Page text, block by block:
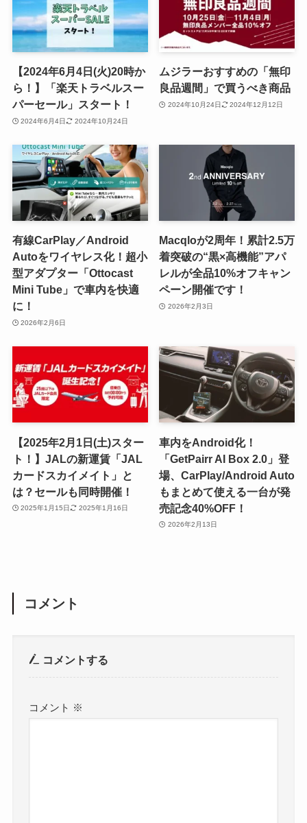
【2024年6月4日(火)20時か
ら！】「楽天トラベルスー
パーセール」スタート！
2024年6月4日 2024年10月24日
ムジラーおすすめの「無印
良品週間」で買うべき商品
2024年10月24日 2024年12月12日
有線CarPlay／Android
Autoをワイヤレス化！超小
型アダプター「Ottocast
Mini Tube」で車内を快適
に！
2026年2月6日
Macqloが2周年！累計2.5万
着突破の“黒×高機能”アパ
レルが全品10%オフキャン
ペーン開催です！
2026年2月3日
【2025年2月1日(土)スター
ト！】JALの新運賃「JAL
カードスカイメイト」と
は？セールも同時開催！
2025年1月15日 2025年1月16日
車内をAndroid化！
「GetPairr AI Box 2.0」登
場、CarPlay/Android Auto
もまとめて使える一台が発
売記念40%OFF！
2026年2月13日
コメント
コメントする
コメント ※